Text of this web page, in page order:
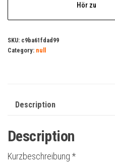
Hör zu
SKU: c9ba61fdad99
Category: null
Description
Description
Kurzbeschreibung *